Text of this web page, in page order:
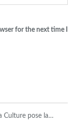
for the next time I
Culture pose la…